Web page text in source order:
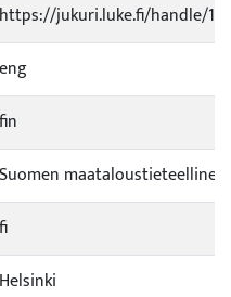
https://jukuri.luke.fi/handle/
eng
fin
Suomen
fi
Helsinki